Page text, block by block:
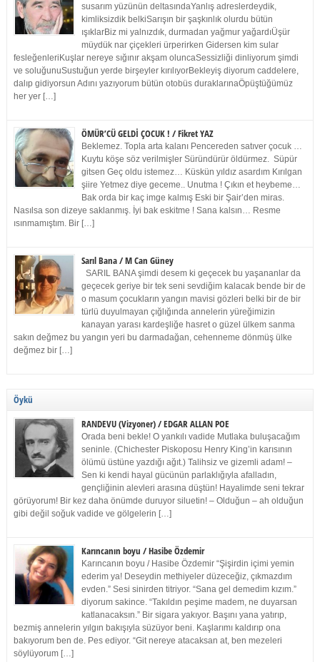
susarım yüzünün deltasındaYanlış adreslerdeydik,
kimliksizdik belkiSarışın bir şaşkınlık olurdu bütün
ışıklarBiz mi yalnızdık, durmadan yağmur yağardıÜşür
müydük nar çiçekleri ürperirken Gidersen kim sular
fesleğenleriKuşlar nereye sığınır akşam oluncaSessizliği dinliyorum şimdi
ve soluğunuSustuğun yerde birşeyler kırılıyorBekleyiş diyorum caddelere,
dalıp gidiyorsun Adını yazıyorum bütün otobüs duraklarınaÖpüştüğümüz
her yer […]
ÖMÜR’CÜ GELDİ ÇOCUK ! / Fikret YAZ
Beklemez. Topla arta kalanı Pencereden satıver çocuk …
Kuytu köşe söz verilmişler Süründürür öldürmez. Süpür
gitsen Geç oldu istemez… Küskün yıldız asardım Kırılgan
şiire Yetmez diye geceme.. Unutma ! Çıkın et heybeme…
Bak orda bir kaç imge kalmış Eski bir Şair’den miras.
Nasılsa son dizeye saklanmış. İyi bak eskitme ! Sana kalsın… Resme
ısınmamıştım. Bir […]
Sarıl Bana / M Can Güney
SARIL BANA şimdi desem ki geçecek bu yaşananlar da
geçecek geriye bir tek seni sevdiğim kalacak bende bir de
o masum çocukların yangın mavisi gözleri belki bir de bir
türlü duyulmayan çığlığında annelerin yüreğimizin
kanayan yarası kardeşliğe hasret o güzel ülkem sanma
sakın değmez bu yangın yeri bu darmadağan, cehenneme dönmüş ülke
değmez bir […]
Öykü
RANDEVU (Vizyoner) / EDGAR ALLAN POE
Orada beni bekle! O yankılı vadide Mutlaka buluşacağım
seninle. (Chichester Piskoposu Henry King’in karısının
ölümü üstüne yazdığı ağıt.) Talihsiz ve gizemli adam! –
Sen ki kendi hayal gücünün parlaklığıyla afalladın,
gençliğinin alevleri arasına düştün! Hayalimde seni tekrar
görüyorum! Bir kez daha önümde duruyor siluetin! – Olduğun – ah olduğun
gibi değil soğuk vadide ve gölgelerin […]
Karıncanın boyu / Hasibe Özdemir
Karıncanın boyu / Hasibe Özdemir “Şişirdin içimi yemin
ederim ya! Deseydin methiyeler düzeceğiz, çıkmazdım
evden.” Sesi sinirden titriyor. “Sana gel demedim kızım.”
diyorum sakince. “Takıldın peşime madem, ne duyarsan
katlanacaksın.” Bir sigara yakıyor. Başını yana yatırıp,
bezmiş annelerin yılgın bakışıyla süzüyor beni. Kaşlarımı kaldırıp ona
bakıyorum ben de. Pes ediyor. “Git nereye atacaksan at, ben mezeleri
söylüyorum […]